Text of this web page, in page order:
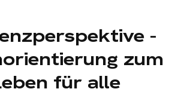
-
zum
für alle